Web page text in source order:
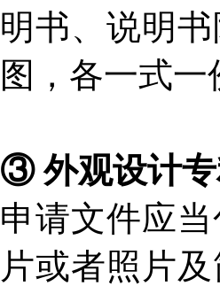
明书、说明
图，各一式一
③ 外观设计
申请文件应
片或者照片